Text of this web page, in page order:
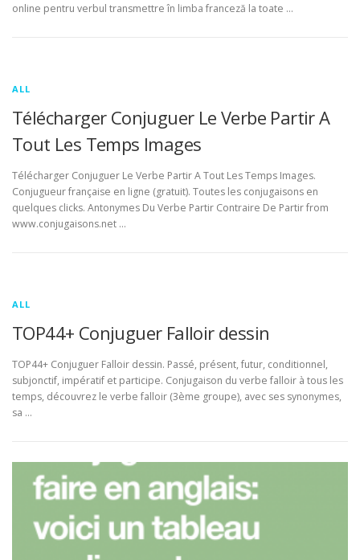
online pentru verbul transmettre în limba franceză la toate …
ALL
Télécharger Conjuguer Le Verbe Partir A
Tout Les Temps Images
Télécharger Conjuguer Le Verbe Partir A Tout Les Temps Images.
Conjugueur française en ligne (gratuit). Toutes les conjugaisons en
quelques clicks. Antonymes Du Verbe Partir Contraire De Partir from
www.conjugaisons.net …
ALL
TOP44+ Conjuguer Falloir dessin
TOP44+ Conjuguer Falloir dessin. Passé, présent, futur, conditionnel,
subjonctif, impératif et participe. Conjugaison du verbe falloir à tous les
temps, découvrez le verbe falloir (3ème groupe), avec ses synonymes,
sa …